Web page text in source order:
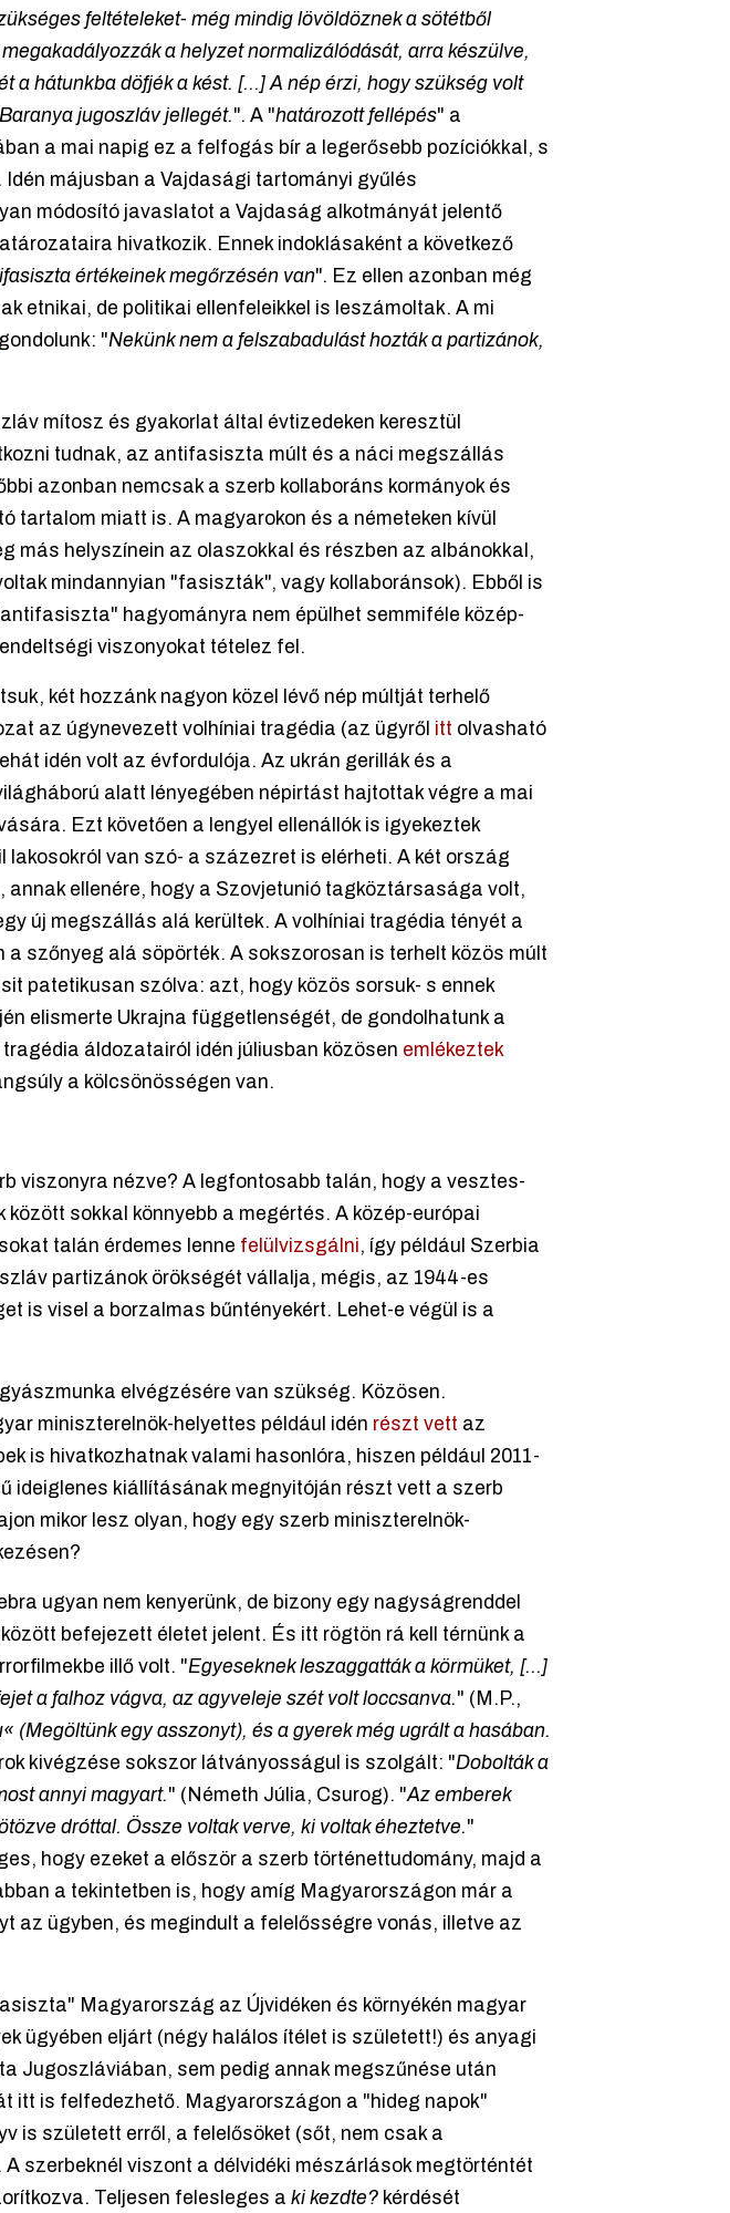
feltételeket- még mindig lövöldöznek a sötétből
a helyzet normalizálódását, arra készülve,
a hátunkba döfjék a kést. [...] A nép érzi, hogy szükség volt
jugoszláv jellegét.". A "határozott fellépés" a
a mai napig ez a felfogás bír a legerősebb pozíciókkal, s
májusban a Vajdasági tartományi gyűlés
módosító javaslatot a Vajdaság alkotmányát jelentő
hivatkozik. Ennek indoklásaként a következő
értékeinek megőrzésén van". Ez ellen azonban még
etnikai, de politikai ellenfeleikkel is leszámoltak. A mi
gondolunk: "Nekünk nem a felszabadulást hozták a partizánok,
mítosz és gyakorlat által évtizedeken keresztül
tudnak, az antifasiszta múlt és a náci megszállás
azonban nemcsak a szerb kollaboráns kormányok és
miatt is. A magyarokon és a németeken kívül
más helyszínein az olaszokkal és részben az albánokkal,
mindannyian "fasiszták", vagy kollaboránsok). Ebből is
hagyományra nem épülhet semmiféle közép-
viszonyokat tételez fel.
két hozzánk nagyon közel lévő nép múltját terhelő
az úgynevezett volhíniai tragédia (az ügyről itt olvasható
idén volt az évfordulója. Az ukrán gerillák és a
alatt lényegében népirtást hajtottak végre a mai
Ezt követően a lengyel ellenállók is igyekeztek
van szó- a százezret is elérheti. A két ország
ellenére, hogy a Szovjetunió tagköztársasága volt,
új megszállás alá kerültek. A volhíniai tragédia tényét a
szőnyeg alá söpörték. A sokszorosan is terhelt közös múlt
patetikusan szólva: azt, hogy közös sorsuk- s ennek
elismerte Ukrajna függetlenségét, de gondolhatunk a
áldozatairól idén júliusban közösen emlékeztek
a kölcsönösségen van.
viszonyra nézve? A legfontosabb talán, hogy a vesztes-
sokkal könnyebb a megértés. A közép-európai
talán érdemes lenne felülvizsgálni, így például Szerbia
partizánok örökségét vállalja, mégis, az 1944-es
is visel a borzalmas bűntényekért. Lehet-e végül is a
elvégzésére van szükség. Közösen.
miniszterelnök-helyettes például idén részt vett az
is hivatkozhatnak valami hasonlóra, hiszen például 2011-
ideiglenes kiállításának megnyitóján részt vett a szerb
mikor lesz olyan, hogy egy szerb miniszterelnök-
ugyan nem kenyerünk, de bizony egy nagyságrenddel
befejezett életet jelent. És itt rögtön rá kell térnünk a
illő volt. "Egyeseknek leszaggatták a körmüket, [...]
a falhoz vágva, az agyveleje szét volt loccsanva." (M.P.,
(Megöltünk egy asszonyt), és a gyerek még ugrált a hasában.
kivégzése sokszor látványosságul is szolgált: "Dobolták a
annyi magyart." (Németh Júlia, Csurog). "Az emberek
dróttal. Össze voltak verve, ki voltak éheztetve."
hogy ezeket a először a szerb történettudomány, majd a
a tekintetben is, hogy amíg Magyarországon már a
az ügyben, és megindult a felelősségre vonás, illetve az
Magyarország az Újvidéken és környékén magyar
ügyében eljárt (négy halálos ítélet is született!) és anyagi
Jugoszláviában, sem pedig annak megszűnése után
itt is felfedezhető. Magyarországon a "hideg napok"
is született erről, a felelősöket (sőt, nem csak a
szerbeknél viszont a délvidéki mészárlások megtörténtét
Teljesen felesleges a ki kezdte? kérdését